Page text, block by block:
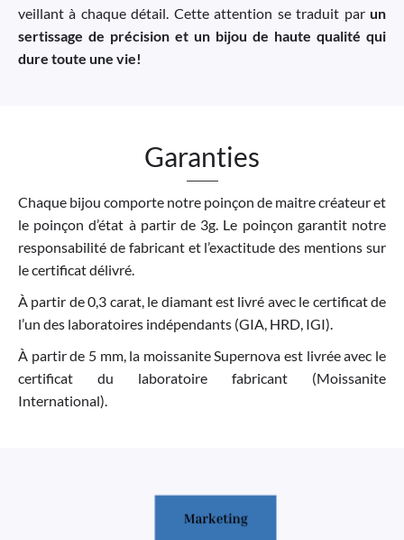
veillant à chaque détail. Cette attention se traduit par un
sertissage de précision et un bijou de haute qualité qui
dure toute une vie!
Garanties
Chaque bijou comporte notre poinçon de maitre créateur et
le poinçon d’état à partir de 3g. Le poinçon garantit notre
responsabilité de fabricant et l’exactitude des mentions sur
le certificat délivré.
À partir de 0,3 carat, le diamant est livré avec le certificat de
l’un des laboratoires indépendants (GIA, HRD, IGI).
À partir de 5 mm, la moissanite Supernova est livrée avec le
certificat du laboratoire fabricant (Moissanite
International).